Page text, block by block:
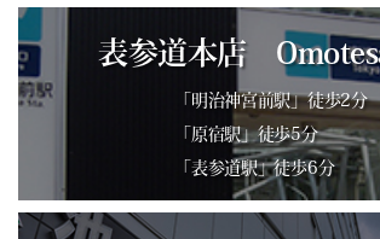
表参道本店
「明治神宮前駅」徒歩2分
「原宿駅」徒歩5分
「表参道駅」徒歩6分